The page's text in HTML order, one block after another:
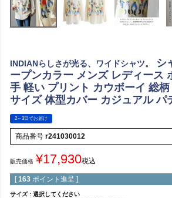
INDIANらしさが光る、ワイドシャツ。
シ
ープンカラー メンズ レディース
手 軽い プリント カウボーイ 総
サイズ 体型カバー カジュアル パ
2～3日でお届け
商品番号 r241030012
販売価格 ¥17,930税込
[ 163 ポイント進呈 ]
サイズ 選択してください